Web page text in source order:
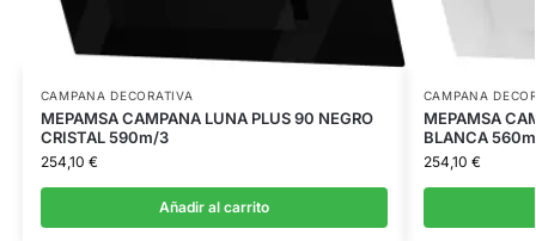
CAMPANA DECORATIVA
MEPAMSA CAMPANA LUNA PLUS 90 NEGRO
CRISTAL 590m/3
254,10 €
Añadir al carrito
CAMPANA
MEPAMSA
BLANCA
254,10 €